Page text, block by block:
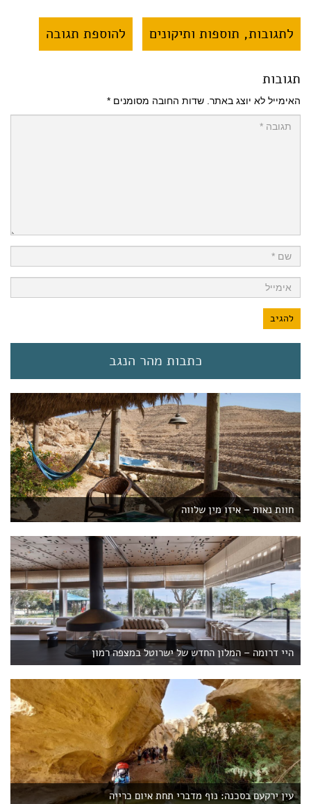
לתגובות, תוספות ותיקונים להוספת תגובה
תגובות
האימייל לא יוצג באתר. שדות החובה מסומנים *
כתבות מהר הנגב
חוות נאות – איזו מין שלווה
היי דרומה – המלון החדש של ישרוטל במצפה רמון
עין ירקעם בסכנה: נוף מדברי תחת איום כרייה